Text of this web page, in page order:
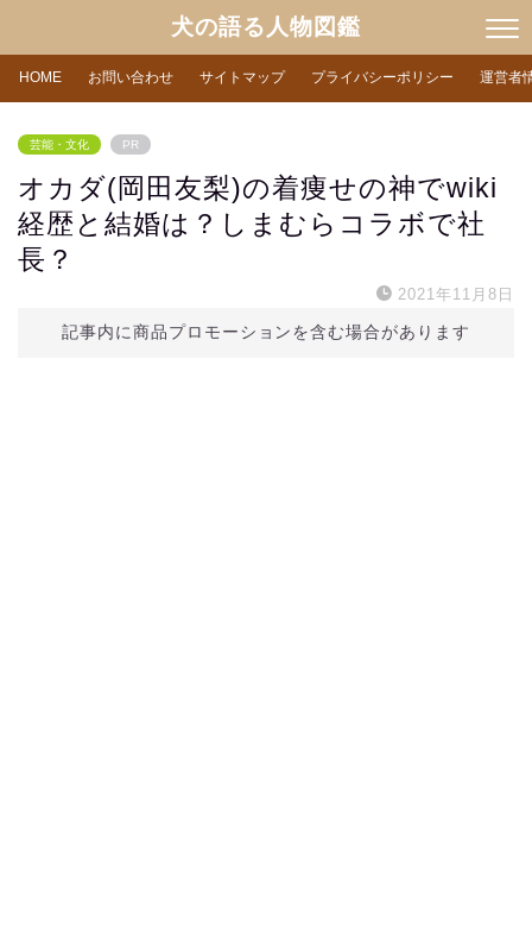
犬の語る人物図鑑
HOME お問い合わせ サイトマップ プライバシーポリシー 運営者
芸能・文化 PR
オカダ(岡田友梨)の着痩せの神でwiki
経歴と結婚は？しまむらコラボで社
長？
2021年11月8日
記事内に商品プロモーションを含む場合があります